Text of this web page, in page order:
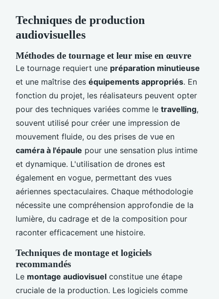
Techniques de production
audiovisuelles
Méthodes de tournage et leur mise en œuvre
Le tournage requiert une préparation minutieuse
et une maîtrise des équipements appropriés. En
fonction du projet, les réalisateurs peuvent opter
pour des techniques variées comme le travelling,
souvent utilisé pour créer une impression de
mouvement fluide, ou des prises de vue en
caméra à l'épaule pour une sensation plus intime
et dynamique. L'utilisation de drones est
également en vogue, permettant des vues
aériennes spectaculaires. Chaque méthodologie
nécessite une compréhension approfondie de la
lumière, du cadrage et de la composition pour
raconter efficacement une histoire.
Techniques de montage et logiciels
recommandés
Le montage audiovisuel constitue une étape
cruciale de la production. Les logiciels comme